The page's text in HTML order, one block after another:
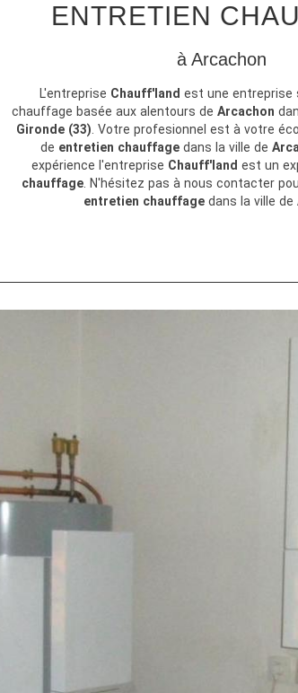
ENTRETIEN
à Arcachon
L'entreprise Chauff'land est une entreprise
chauffage basée aux alentours de Arcachon
Gironde (33) . Votre profesionnel est à votre
de entretien chauffage dans la ville de
expérience l'entreprise Chauff'land est un
chauffage . N'hésitez pas à nous contacter
entretien chauffagedans la ville de